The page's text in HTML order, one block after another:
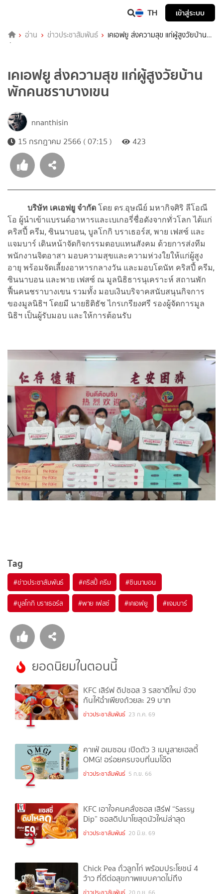
TH เข้าสู่ระบบ
อ่าน ข่าวประชาสัมพันธ์
เคเอฟยู ส่งความสุข แก่ผู้สูงวัยบ้าน
พักคนชราบางเขน
เคเอฟยู ส่งความสุข แก่ผู้สูงวัยบ้าน
พักคนชราบางเขน
nnanthisin
15 กรกฎาคม 2566 ( 07:15 )
423
บริษัท เคเอฟยู จำกัด โดย ดร.อุษณีย์ มหากิจศิริ ลีโอณี
โอ ผู้นำเข้าแบรนด์อาหารและเบเกอรี่ชื่อดังจากทั่วโลก ได้แก่
คริสปี้ ครีม, ซินนาบอน, บูลโกกิ บราเธอร์ส, พาย เฟสซ์ และ
แจมบาร์ เดินหน้าจัดกิจกรรมตอบแทนสังคม ด้วยการส่งทีม
พนักงานจิตอาสา มอบความสุขและความห่วงใยให้แก่ผู้สูง
อายุ พร้อมจัดเลี้ยงอาหารกลางวัน และมอบโดนัท คริสปี้ ครีม,
ซินนาบอน และพาย เฟสซ์ ณ มูลนิธิธารนุเคราะห์ สถานพัก
ฟื้นคนชราบางเขน รวมทั้ง มอบเงินบริจาคสนับสนุนกิจการ
ของมูลนิธิฯ โดยมี นายธิติธัช ไกรเกรียงศรี รองผู้จัดการมูล
นิธิฯ เป็นผู้รับมอบ และให้การต้อนรับ
Tag
#ข่าวประชาสัมพันธ์ #คริสปี้ ครีม #ซินนาบอน
#บูลโกกิ บราเธอร์ส #พาย เฟสซ์ #เคเอฟยู #แจมบาร์
ยอดนิยมในตอนนี้
1
KFC เสิร์ฟ ดิปซอส 3 รสชาติใหม่ จ้วง
กันให้ฉ่ำเพียงถ้วยละ 29 บาท
ข่าวประชาสัมพันธ์ 23 ก.ค. 69
2
คาเฟ่ อเมซอน เปิดตัว 3 เมนูสายเฮลตี้
OMG! อร่อยครบจบที่นมโอ๊ต
ข่าวประชาสัมพันธ์ 5 ก.ย. 66
3
KFC เอาใจคนคลั่งซอส เสิร์ฟ “Sassy
Dip” ซอสดิปมาโยสุดนัวใหม่ล่าสุด
ข่าวประชาสัมพันธ์ 20 มิ.ย. 69
Chick Pea ถั่วลูกไก่ พร้อมประโยชน์ 4
ว้าว ที่ดีต่อสุขภาพแบบคาดไม่ถึง